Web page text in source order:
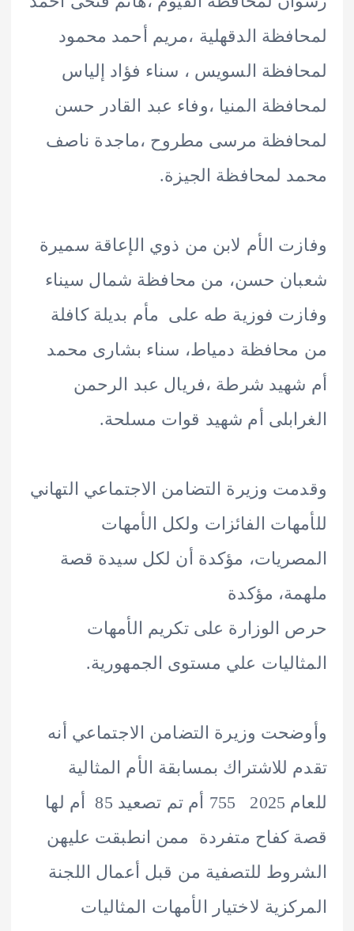
الدقهلية ،مريم أحمد محمود
السويس ، سناء فؤاد إلياس
المنيا ،وفاء عبد القادر حسن
مرسى مطروح ،ماجدة ناصف
لمحافظة الجيزة.
الأم لابن من ذوي الإعاقة سميرة
حسن، من محافظة شمال سيناء
فوزية طه على مأم بديلة كافلة
دمياط، سناء بشارى محمد
شرطة ،فريال عبد الرحمن
أم شهيد قوات مسلحة.
وزيرة التضامن الاجتماعي التهاني
الفائزات ولكل الأمهات
مؤكدة أن لكل سيدة قصة
مؤكدة
الوزارة على تكريم الأمهات
علي مستوى الجمهورية.
وزيرة التضامن الاجتماعي أنه
للاشتراك بمسابقة الأم المثالية
للعام 2025 755 أم تم تصعيد 85 أم لها
كفاح متفردة ممن انطبقت عليهن
للتصفية من قبل أعمال اللجنة
لاختيار الأمهات المثاليات